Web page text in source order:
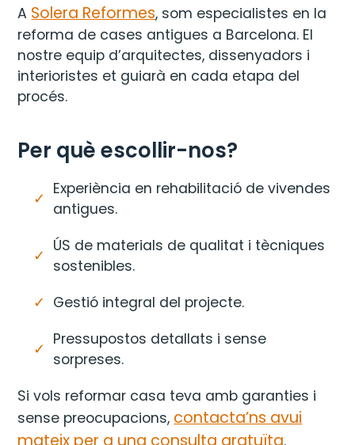
A Solera Reformes, som especialistes en la
reforma de cases antigues a Barcelona. El
nostre equip d’arquitectes, dissenyadors i
interioristes et guiarà en cada etapa del
procés.
Per què escollir-nos?
Experiència en rehabilitació de vivendes
antigues.
ÚS de materials de qualitat i tècniques
sostenibles.
Gestió integral del projecte.
Pressupostos detallats i sense
sorpreses.
Si vols reformar casa teva amb garanties i
sense preocupacions, contacta’ns avui
mateix per a una consulta gratuïta.